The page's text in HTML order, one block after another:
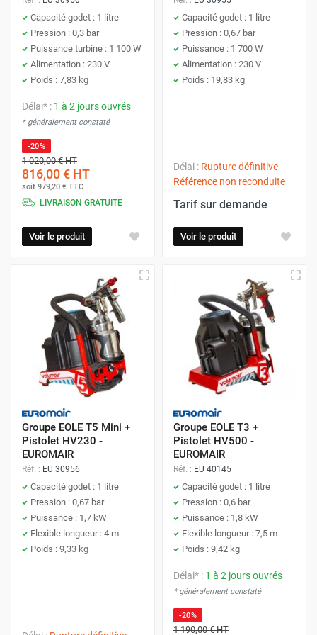
Pression (bar)
Entre 0,3 et 0,7
bar.
Maintient la basse
pression, clé pour la
finesse de
l'atomisation et le
contrôle du jet.
Pistolet (HV)
Adapté à la
turbine (Ex :
Guide d'Achat et de Maîtrise de la
Turbine HVLP
finition minutieux, car il utilise un grand volume d'air chaud
et sec pour atomiser la peinture à une pression très faible.
Cela permet de déposer le produit délicatement sans
rebond excessif.
1. Choisir la Puissance de Turbine
Adéquate
La puissance de la turbine est le principal indicateur de sa
polyvalence :
Faible Puissance (Ex : 1100 W / T2) :Parfait pour les
vernis, les laques très fluides, les teintures, et l'usage
ponctuel. Idéal pour les petites pièces et la boiserie.
Haute Puissance (Ex : 1,7 kW / T5) :Nécessaire pour
les peintures acryliques plus épaisses (murales) ou
les produits industriels à haute viscosité. Assure une
application plus rapide sur de plus grandes surfaces.
Plus la turbine est puissante, moins
vous aurez besoin de diluer le produit, ce qui améliore la
Capacité godet : 1 litre
Pression : 0,3 bar
Puissance turbine : 1 100 W
Alimentation : 230 V
Poids : 7,83 kg
Délai* : 1 à 2 jours ouvrés
* généralement constaté
-20%
1 020,00 €HT
816,00 € HT
soit 979,20 € TTC
LIVRAISON GRATUITE
Voir le produit
Capacité godet : 1 litre
Pression : 0,67 bar
Puissance : 1 700 W
Alimentation : 230 V
Poids : 19,83 kg
Délai : Rupture définitive -
Référence non reconduite
Tarif sur demande
Voir le produit
Groupe EOLE T5 Mini +
Pistolet HV230 -
EUROMAIR
Réf. : EU 30956
Capacité godet : 1 litre
Pression : 0,67 bar
Puissance : 1,7 kW
Flexible longueur : 4 m
Poids : 9,33 kg
Groupe EOLE T3 +
Pistolet HV500 -
EUROMAIR
Réf. : EU 40145
Capacité godet : 1 litre
Pression : 0,6 bar
Puissance : 1,8 kW
Flexible longueur : 7,5 m
Poids : 9,42 kg
Délai* : 1 à 2 jours ouvrés
* généralement constaté
-20%
1 190,00 €HT